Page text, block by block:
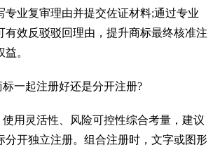
专业复审理由并提交佐证材料;通过专业
有效反驳驳回理由，提升商标最终核准注
。
一起注册好还是分开注册?
用灵活性、风险可控性综合考量，建议
分开独立注册。组合注册时，文字或图形